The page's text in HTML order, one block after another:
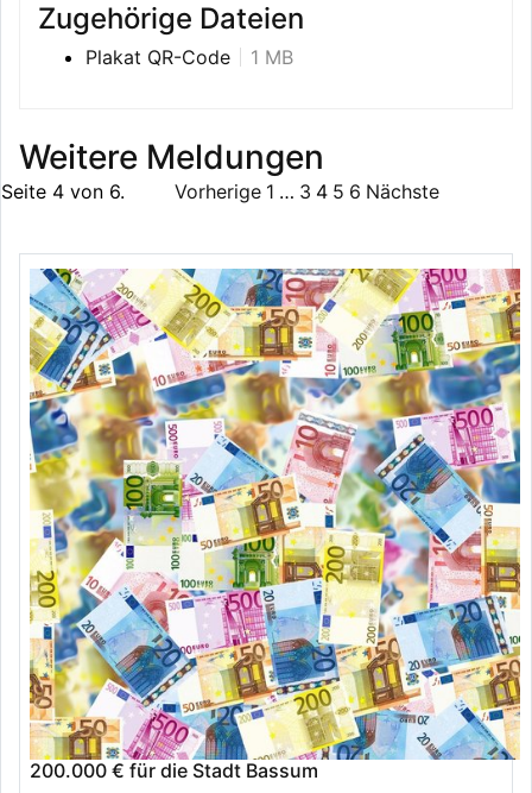
Zugehörige Dateien
Plakat QR-Code 1 MB
Weitere Meldungen
Seite 4 von 6. Vorherige 1 … 3 4 5 6 Nächste
200.000 € für die Stadt Bassum